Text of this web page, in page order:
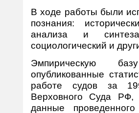
В ходе работы были
познания:
анализа и синтеза,
социологический и
Эмпирическую
опубликованные
работе судов за
Верховного Суда РФ,
данные